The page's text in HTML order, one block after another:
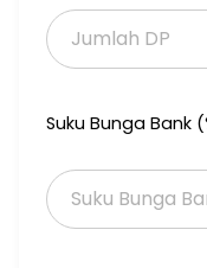
Suku Bunga Bank